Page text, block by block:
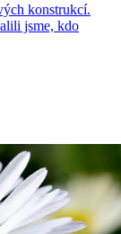
konstrukcí.
jsme, kdo